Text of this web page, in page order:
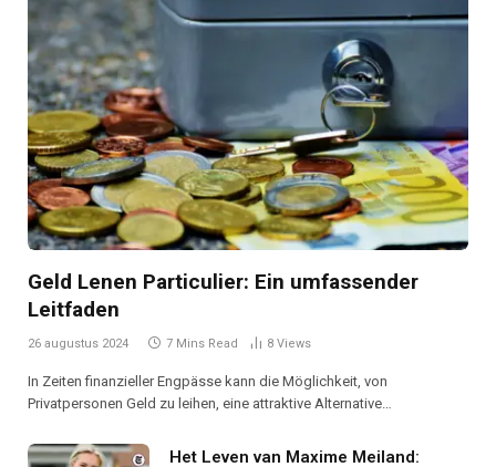
Geld Lenen Particulier: Ein umfassender
Leitfaden
26 augustus 2024 7 Mins Read 8 Views
In Zeiten finanzieller Engpässe kann die Möglichkeit, von
Privatpersonen Geld zu leihen, eine attraktive Alternative…
Het Leven van Maxime Meiland: